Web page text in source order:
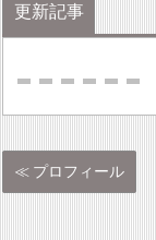
更新記事
プロフィール